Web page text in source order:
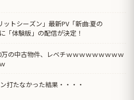
ットシーズン」最新PV「新曲:夏の
「体験版」の配信が決定！
万の中古物件、レベチｗｗｗｗｗｗｗｗｗ
打たなかった結果・・・・